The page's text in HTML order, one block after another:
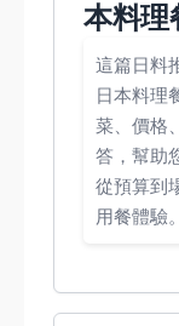
本料理
這篇日料
日本料理
菜、價格
答，幫助
從預算到
用餐體驗。